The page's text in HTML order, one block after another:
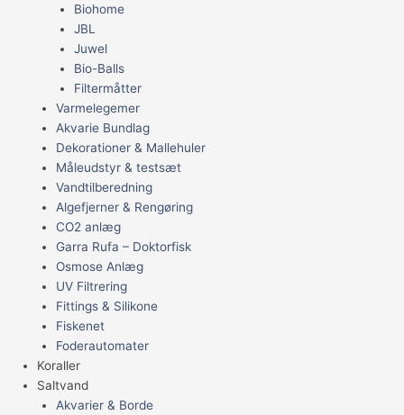
Biohome
JBL
Juwel
Bio-Balls
Filtermåtter
Varmelegemer
Akvarie Bundlag
Dekorationer & Mallehuler
Måleudstyr & testsæt
Vandtilberedning
Algefjerner & Rengøring
CO2 anlæg
Garra Rufa – Doktorfisk
Osmose Anlæg
UV Filtrering
Fittings & Silikone
Fiskenet
Foderautomater
Koraller
Saltvand
Akvarier & Borde